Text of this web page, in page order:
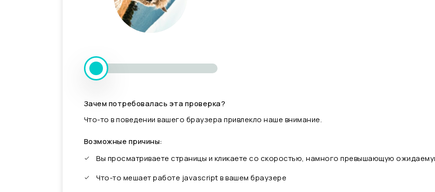
Зачем потребовалась эта проверка?
Что-то в поведении вашего браузера привлекло наше внимание.
Возможные причины:
Вы просматриваете страницы и кликаете со скоростью, намного превышающую
Что-то мешает работе javascript в вашем браузере